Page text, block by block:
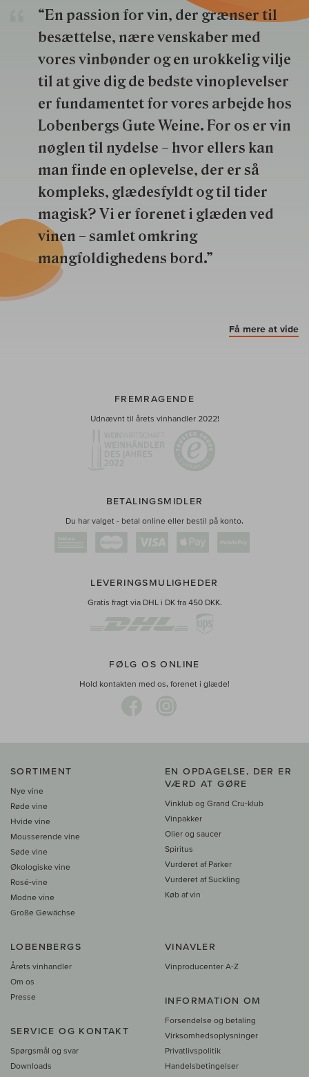
“En passion for vin, der grænser til
besættelse, nære venskaber med
vores vinbønder og en urokkelig vilje
til at give dig de bedste vinoplevelser
er fundamentet for vores arbejde hos
Lobenbergs Gute Weine. For os er vin
nøglen til nydelse – hvor ellers kan
man finde en oplevelse, der er så
kompleks, glædesfyldt og til tider
magisk? Vi er forenet i glæden ved
vinen – samlet omkring
mangfoldighedens bord.”
Få mere at vide
FREMRAGENDE
Udnævnt til årets vinhandler 2022!
BETALINGSMIDLER
Du har valget - betal online eller bestil på konto.
LEVERINGSMULIGHEDER
Gratis fragt via DHL i DK fra 450 DKK.
FØLG OS ONLINE
Hold kontakten med os, forenet i glæde!
SORTIMENT
Nye vine
Røde vine
Hvide vine
Mousserende vine
Søde vine
Økologiske vine
Rosé-vine
Modne vine
Große Gewächse
EN OPDAGELSE, DER ER
VÆRD AT GØRE
Vinklub og Grand Cru-klub
Vinpakker
Olier og saucer
Spiritus
Vurderet af Parker
Vurderet af Suckling
Køb af vin
LOBENBERGS
Årets vinhandler
Om os
Presse
SERVICE OG KONTAKT
Spørgsmål og svar
Downloads
VINAVLER
Vinproducenter A-Z
INFORMATION OM
Forsendelse og betaling
Virksomhedsoplysninger
Privatlivspolitik
Handelsbetingelser